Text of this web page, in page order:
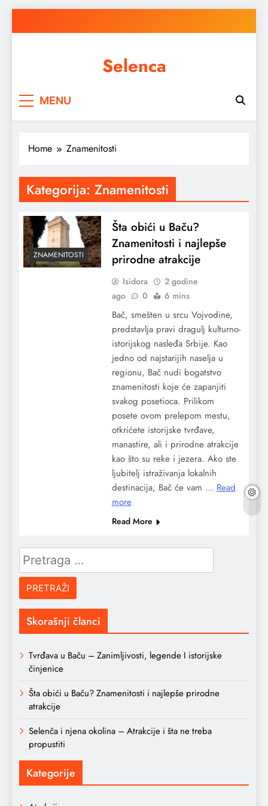
to
Selenca
MENU
Home Znamenitosti
Kategorija: Znamenitosti
ZNAMENITOSTI
Šta obići u Baču?
Znamenitosti i najlepše
prirodne atrakcije
Isidora
2 godine
ago
0 6 mins
Bač, smešten u srcu Vojvodine,
predstavlja pravi dragulj kulturno-
istorijskog nasleđa Srbije. Kao
jedno od najstarijih naselja u
regionu, Bač nudi bogatstvo
znamenitosti koje će zapanjiti
svakog posetioca. Prilikom
posete ovom prelepom mestu,
otkrićete istorijske tvrđave,
manastire, ali i prirodne atrakcije
kao što su reke i jezera. Ako ste
ljubitelj istraživanja lokalnih
destinacija, Bač će vam … Read
more
Read More
Pretraga
za:
Skorašnji članci
Tvrđava u Baču – Zanimljivosti, legende I istorijske
činjenice
Šta obići u Baču? Znamenitosti i najlepše prirodne
atrakcije
Selenča i njena okolina – Atrakcije i šta ne treba
propustiti
Kategorije